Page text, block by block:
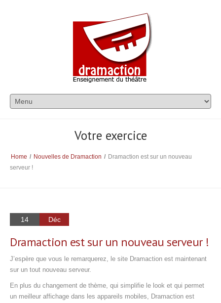
Votre exercice
Home / Nouvelles de Dramaction / Dramaction est sur un nouveau
serveur !
14 Déc
Dramaction est sur un nouveau serveur !
J’espère que vous le remarquerez, le site Dramaction est maintenant
sur un tout nouveau serveur.
En plus du changement de thème, qui simplifie le look et qui permet
un meilleur affichage dans les appareils mobiles, Dramaction est